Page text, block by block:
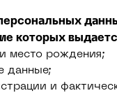
которых
место рождения;
данные;
и